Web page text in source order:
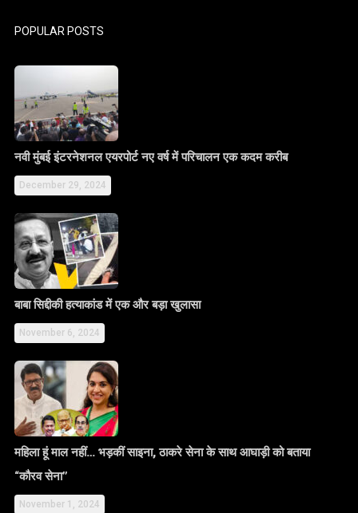
POPULAR POSTS
नवी मुंबई इंटरनेशनल एयरपोर्ट नए वर्ष में परिचालन एक कदम करीब
December 29, 2024
बाबा सिद्दीकी हत्याकांड में एक और बड़ा खुलासा
November 6, 2024
महिला हूं माल नहीं… भड़कीं साइना, ठाकरे सेना के साथ आघाड़ी को बताया
“कौरव सेना”
November 1, 2024